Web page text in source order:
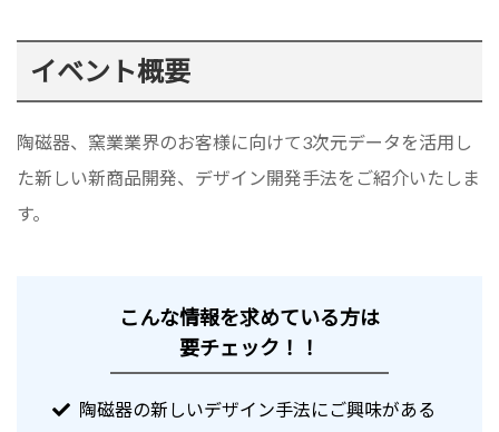
イベント概要
陶磁器、窯業業界のお客様に向けて3次元データを活用し
た新しい新商品開発、デザイン開発手法をご紹介いたしま
す。
こんな情報を求めている方は
要チェック！！
陶磁器の新しいデザイン手法にご興味がある